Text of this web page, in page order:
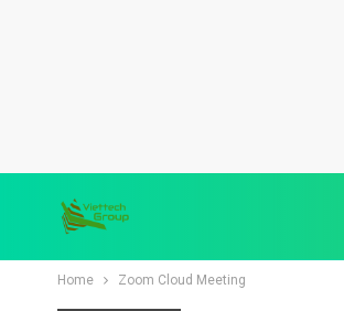
Home Zoom Cloud Meeting